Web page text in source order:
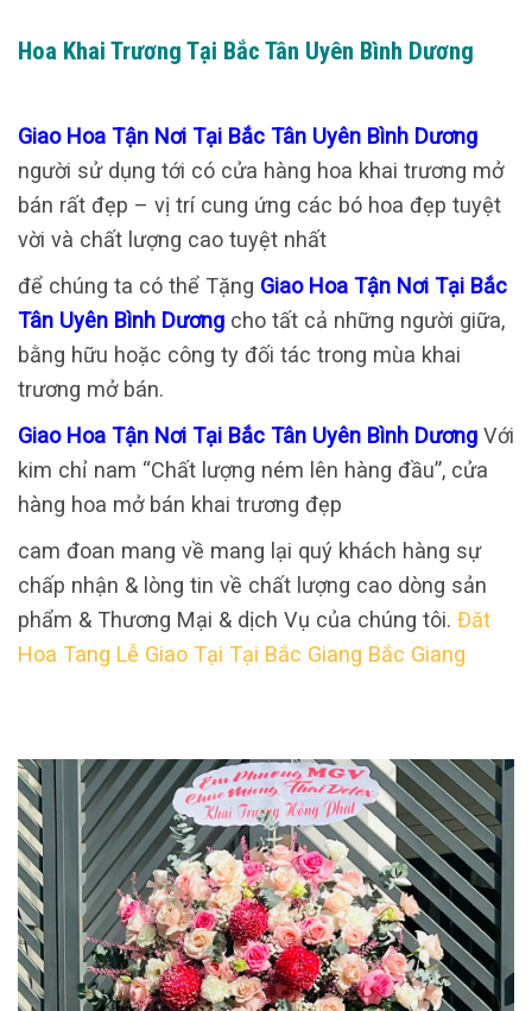
Hoa Khai Trương Tại Bắc Tân Uyên Bình Dương
Giao Hoa Tận Nơi Tại Bắc Tân Uyên Bình Dương
người sử dụng tới có cửa hàng hoa khai trương mở
bán rất đẹp – vị trí cung ứng các bó hoa đẹp tuyệt
vời và chất lượng cao tuyệt nhất
để chúng ta có thể Tặng Giao Hoa Tận Nơi Tại Bắc
Tân Uyên Bình Dương cho tất cả những người giữa,
bằng hữu hoặc công ty đối tác trong mùa khai
trương mở bán.
Giao Hoa Tận Nơi Tại Bắc Tân Uyên Bình Dương Với
kim chỉ nam “Chất lượng ném lên hàng đầu”, cửa
hàng hoa mở bán khai trương đẹp
cam đoan mang về mang lại quý khách hàng sự
chấp nhận & lòng tin về chất lượng cao dòng sản
phẩm & Thương Mại & dịch Vụ của chúng tôi. Đăt
Hoa Tang Lễ Giao Tại Tại Bắc Giang Bắc Giang